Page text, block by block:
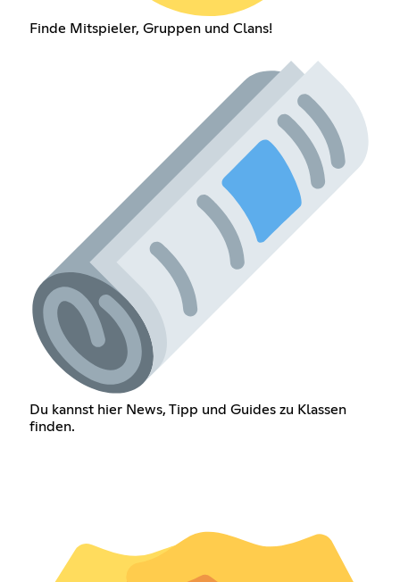
Finde Mitspieler, Gruppen und Clans!
Du kannst hier News, Tipp und Guides zu Klassen
finden.